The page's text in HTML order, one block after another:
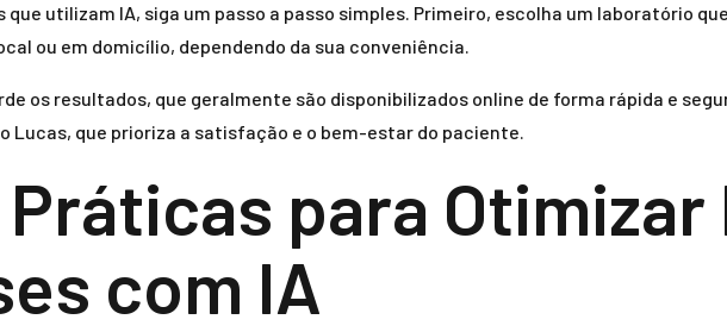
utilizam IA, siga um passo a passo simples. Primeiro, escolha um laboratório
ou em domicílio, dependendo da sua conveniência.
os resultados, que geralmente são disponibilizados online de forma rápida e
Lucas, que prioriza a satisfação e o bem-estar do paciente.
para
com IA